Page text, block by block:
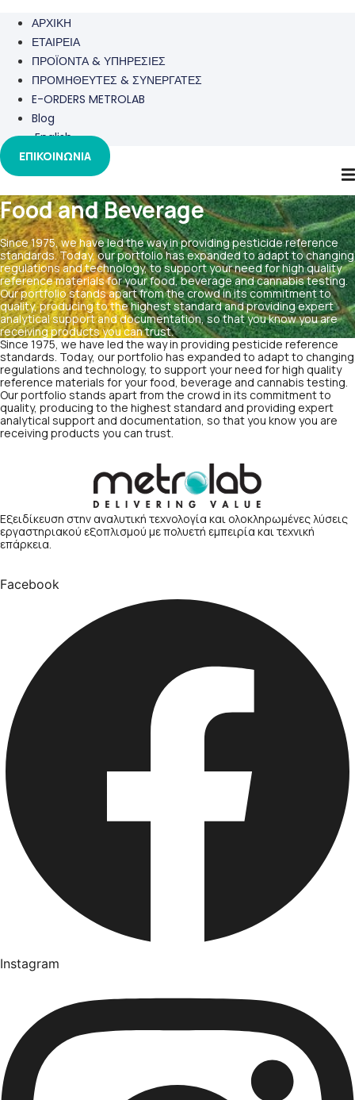
ΑΡΧΙΚΗ
ΕΤΑΙΡΕΙΑ
ΠΡΟΪΟΝΤΑ & ΥΠΗΡΕΣΙΕΣ
ΠΡΟΜΗΘΕΥΤΕΣ & ΣΥΝΕΡΓΑΤΕΣ
E-ORDERS METROLAB
Blog
English
ΕΠΙΚΟΙΝΩΝΙΑ
Food and Beverage
Since 1975, we have led the way in providing pesticide reference
standards. Today, our portfolio has expanded to adapt to changing
regulations and technology, to support your need for high quality
reference materials for your food, beverage and cannabis testing.
Our portfolio stands apart from the crowd in its commitment to
quality, producing to the highest standard and providing expert
analytical support and documentation, so that you know you are
receiving products you can trust.
Since 1975, we have led the way in providing pesticide reference
standards. Today, our portfolio has expanded to adapt to changing
regulations and technology, to support your need for high quality
reference materials for your food, beverage and cannabis testing.
Our portfolio stands apart from the crowd in its commitment to
quality, producing to the highest standard and providing expert
analytical support and documentation, so that you know you are
receiving products you can trust.
Εξειδίκευση στην αναλυτική τεχνολογία και ολοκληρωμένες λύσεις
εργαστηριακού εξοπλισμού με πολυετή εμπειρία και τεχνική
επάρκεια.
Facebook
Instagram